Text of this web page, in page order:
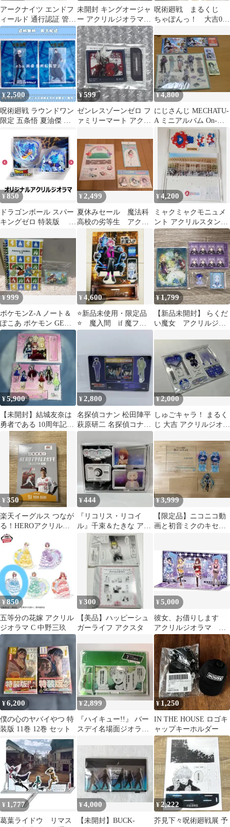
アークナイツ エンドフ
ィールド 通行認証 管理
人 女 未開封
未開封 キングオージャ
ー アクリルジオラマ
King-Ohger
呪術廻戦 まるくじ
ちゃぽんっ！ 大吉06
杖 悠仁
¥2,500
呪術廻戦 ラウンドワン
限定 五条悟 夏油傑 ア
ット
¥599
ゼンレスゾーンゼロ フ
ァミリーマート アクリ
¥4,800
にじさんじ MECHATU-
A ミニアルバム On-
Deck! 有償特典セット
¥ 850
ドラゴンボール スパー
キングゼロ 特装版 オ
ラマ
¥ 2,499
夏休みセール 魔法科
高校の劣等生 アクリ
ルジオラマ アクリル
スタンド バッジ
¥4,200
ミャクミャクモニュメ
ント アクリルスタンド
ジオラマ 「いらっしゃ
い」
¥999
ポケモンZ-A ノート＆
ぽこあ ポケモン GEO
特典 アクリルジオラマ
¥4,600
⭐️新品未使用・限定品
⭐️ 魔入間 if 魔フィ
ア 描き下ろしグッ
¥1,799
【新品未開封】 らくだ
い魔女 アクリルジオ
セ ビアンカ リリカ
¥5,900
【未開封】結城友奈は
勇者である 10周年記念
アクリルジオラマ A ＆
B セット
¥2,800
名探偵コナン 松田陣平
萩原研二 名探偵コナン
展 アクリルジオラマセ
ット G
¥2,000
しゅごキャラ！ まるく
じ 大吉 アクリルジオラ
アクスタ
¥350
楽天イーグルス つなが
る！HEROアクリルジ
オラマVOL.4 小郷裕哉
¥444
『リコリス・リコイ
ル』千束＆たきな アク
リルジオラマ⑧ 新品/未
開封/匿名配送
¥3,999
【限定品】ニコニコ動
画と初音ミクのキセキ
¥850
五等分の花嫁 アクリル
ジオラマ C 中野三玖
¥300
【美品】ハッピーシュ
ガーライフ アクスタ
¥5,000
彼女、お借りします
アクリルジオラマ マ
ガジンヒロインフェス
2023
¥6,200
僕の心のヤバイやつ 特
装版 11巻 12巻 セット
¥2,899
『ハイキュー!!』 バー
スデイ名場面ジオラマ
¥ 1,250
IN THE HOUSE ロゴキ
ャップキーホルダー
¥ 1,777
葛葉ライドウ リマス
¥4,000
【未開封】BUCK-
¥2,222
芥見下々呪術廻戦展 予